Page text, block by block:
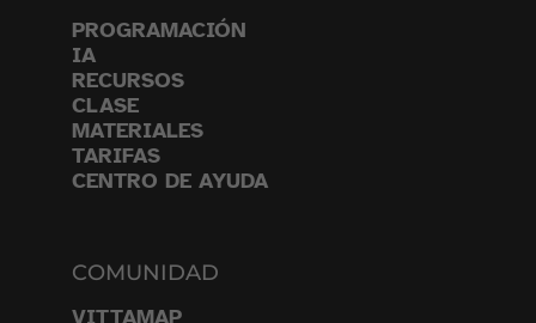
PROGRAMACIÓN
IA
RECURSOS
CLASE
MATERIALES
TARIFAS
CENTRO DE AYUDA
COMUNIDAD
VITTAMAP